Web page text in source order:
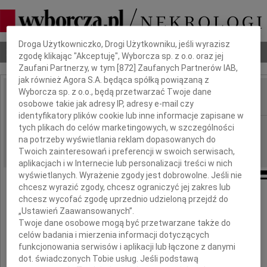
Nekrologi Odeszli Poradnik pogrzebowy
IMIĘ I NAZWISKO:
REGION: Radom
DATA EMISJI: 03.08.2011
Naszej Koleżance
Jolancie Lesiak
wyrazy najgłębszego współczucia
z powodu śmierci
Dbamy o Twoją prywatność
Droga Użytkowniczko, Drogi Użytkowniku, jeśli wyrazisz
zgodę klikając "Akceptuję", Wyborcza sp. z o.o. oraz jej
Zaufani Partnerzy, w tym [872 ] Zaufanych Partnerów IAB,
jak również Agora S.A. będąca spółką powiązaną z
Wyborcza sp. z o.o., będą przetwarzać Twoje dane
osobowe takie jak adresy IP, adresy e-mail czy
identyfikatory plików cookie lub inne informacje zapisane w
tych plikach do celów marketingowych, w szczególności
na potrzeby wyświetlania reklam dopasowanych do
Twoich zainteresowań i preferencji w swoich serwisach,
aplikacjach i w Internecie lub personalizacji treści w nich
wyświetlanych. Wyrażenie zgody jest dobrowolne. Jeśli nie
chcesz wyrazić zgody, chcesz ograniczyć jej zakres lub
chcesz wycofać zgodę uprzednio udzieloną przejdź do
„Ustawień Zaawansowanych”.
Twoje dane osobowe mogą być przetwarzane także do
celów badania i mierzenia informacji dotyczących
funkcjonowania serwisów i aplikacji lub łączone z danymi
dot. świadczonych Tobie usług. Jeśli podstawą